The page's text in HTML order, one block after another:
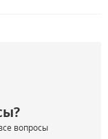
вопросы